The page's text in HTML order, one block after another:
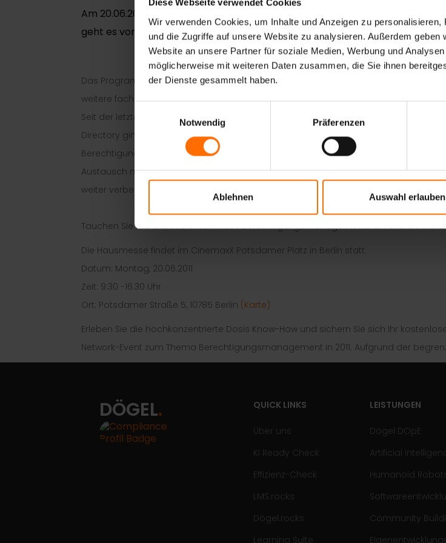
Diese Webseite verwendet Cookies
Wir verwenden Cookies, um Inhalte und Anzeigen zu
und die Zugriffe auf unsere Website zu analysieren. Außerdem
Website an unsere Partner für soziale Medien, Werbung und
möglicherweise mit weiteren Daten zusammen, die Sie ihnen
der Dienste gesammelt haben.
Notwendig
Präferenzen
Ablehnen Auswahl erlauben
Am 20.06.2011 führt der Hersteller von 8MAN eine bestimmt auch für Sie
geht es vor allem Rund um das Thema Datenschutz und Sicherheit.
Das Programm wird unter anderem abgerundet durch einen Vortrag einer
weitere fachkundige Referate für den Bereich Datenschutz und Sicherheit. Am Ende
Seit der letzten Art of Security von protected-networks.com, bei der es auch um
Directory ging, wurden viele Interessante Projekte durchgeführt und
Berechtigungen im Griff hat. Leider ergab das in manchen Fällen sogar kritische
Austausch mit unseren Kunden. Die Anregungen und Wünsche flieÃŸen in die
weiter verbessert und die Sicherheit die 8MAN bereits jetzt schon bietet für das
Tauchen Sie mit uns in die Tiefen des Berechtigungsmanagements ein und Sie
Die Hausmesse findet im CinemaxX Potsdamer Platz in Berlin statt.
Datum: Montag, 20.06.2011
Zeit: 9:30 -16:30 Uhr
Ort: Potsdamer Straße 5, 10785 Berlin (Karte)
Erleben Sie die hochkonzentrierte Dosis Know-How und sichern Sie sich Ihr
Network-Event zum Thema Berechtigungsmanagement in 2011. Aufgrund der
DÖGEL. QUICK LINKS
Über uns
KI Ready Check
Effizienz-Check
LMS.rocks
Dögel.rocks
Learning Suite
LEISTUNGEN
Dögel DOpE
Artificial
Humanoid
Community